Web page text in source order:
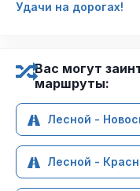
Удачи на дорогах!
Вас могут
маршруты:
Лесной -
Лесной -